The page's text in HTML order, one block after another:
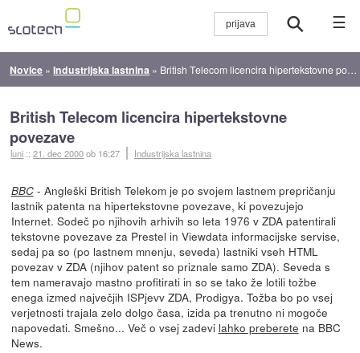
☰
Novice »Industrijska lastnina » British Telecom licencira hipertekstovne povezave
British Telecom licencira hipertekstovne
povezave
luni ::21. dec 2000ob 16:27 Industrijska lastnina
BBC- Angleški British Telekom je po svojem lastnem prepričanju
lastnik patenta na hipertekstovne povezave, ki povezujejo
Internet. Sodeč po njihovih arhivih so leta 1976 v ZDA patentirali
tekstovne povezave za Prestel in Viewdata informacijske servise,
sedaj pa so (po lastnem mnenju, seveda) lastniki vseh HTML
povezav v ZDA (njihov patent so priznale samo ZDA). Seveda s
tem nameravajo mastno profitirati in so se tako že lotili tožbe
enega izmed največjih ISPjevv ZDA, Prodigya. Tožba bo po vsej
verjetnosti trajala zelo dolgo časa, izida pa trenutno ni mogoče
napovedati. Smešno... Več o vsej zadevi lahko preberete na BBC
News.